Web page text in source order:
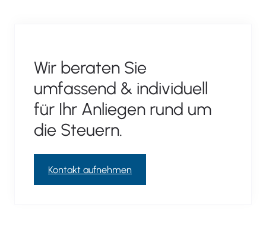
Wir beraten Sie
umfassend & individuell
für Ihr Anliegen rund um
die Steuern.
Kontakt aufnehmen